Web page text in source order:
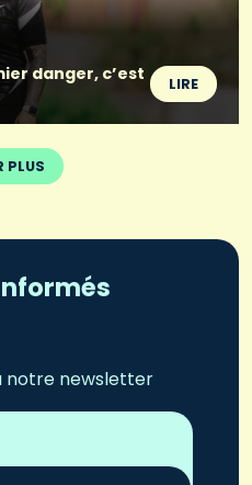
danger, c’est
LIRE
PLUS
notre newsletter